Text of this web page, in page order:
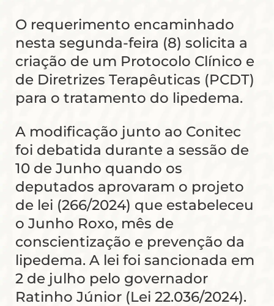
O requerimento encaminhado
nesta segunda-feira (8) solicita a
criação de um Protocolo Clínico e
de Diretrizes Terapêuticas (PCDT)
para o tratamento do lipedema.
A modificação junto ao Conitec
foi debatida durante a sessão de
10 de Junho quando os
deputados aprovaram o projeto
de lei (266/2024) que estabeleceu
o Junho Roxo, mês de
conscientização e prevenção da
lipedema. A lei foi sancionada em
2 de julho pelo governador
Ratinho Júnior (Lei 22.036/2024).